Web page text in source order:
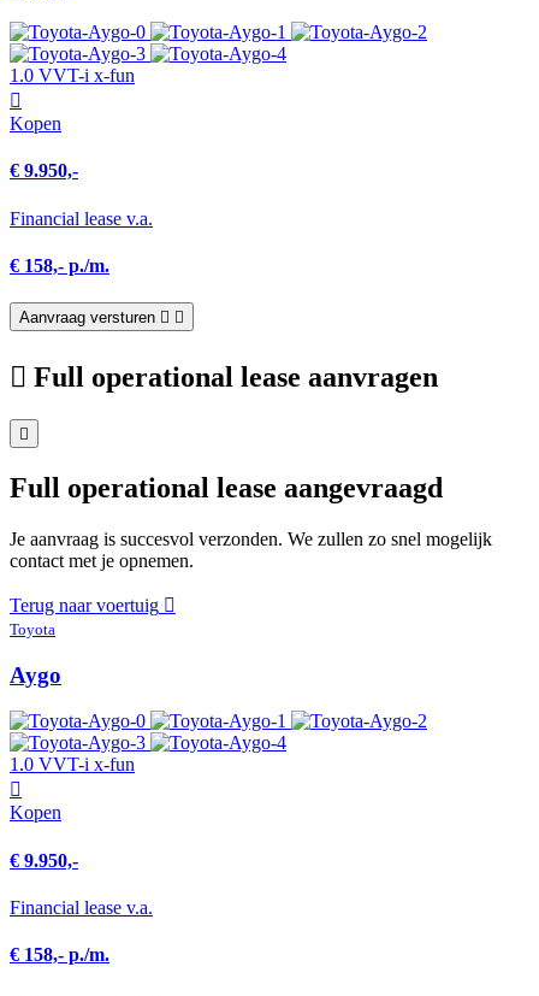
1.0 VVT-i x-fun
Kopen
€ 9.950,-
Financial lease v.a.
€ 158,- p./m.
Aanvraag versturen
Full operational lease aanvragen
Full operational lease aangevraagd
Je aanvraag is succesvol verzonden. We zullen zo snel mogelijk
contact met je opnemen.
Terug naar voertuig
Toyota
Aygo
1.0 VVT-i x-fun
Kopen
€ 9.950,-
Financial lease v.a.
€ 158,- p./m.